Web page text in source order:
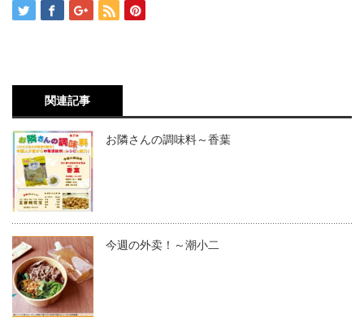
関連記事
お隣さんの調味料～香葉
今週の外卖！～潮小二